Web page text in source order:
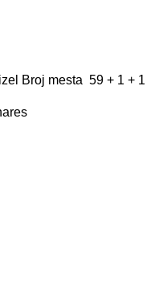
Broj mesta 59 + 1 + 1